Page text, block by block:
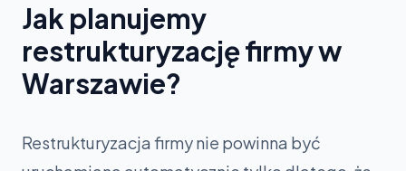
Jak planujemy
restrukturyzację firmy w
Warszawie?
Restrukturyzacja firmy nie powinna być